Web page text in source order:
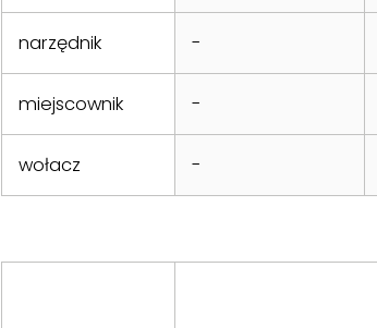
narzędnik -
miejscownik -
wołacz -